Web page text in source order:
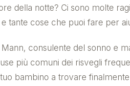
della notte? Ci sono molte
tante cose che puoi fare per
Mann, consulente del sonno e
più comuni dei risvegli
bambino a trovare